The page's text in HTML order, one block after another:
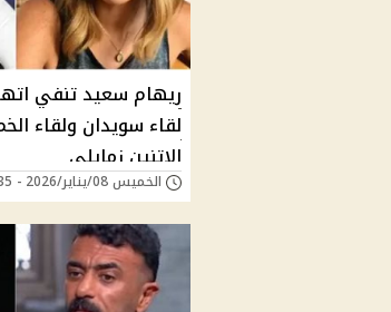
ريهام سعيد تنفي
لقاء سويدان ولقاء
الاتنين زمايلي
الخميس 08/يناير/2026 - 10:35 ص